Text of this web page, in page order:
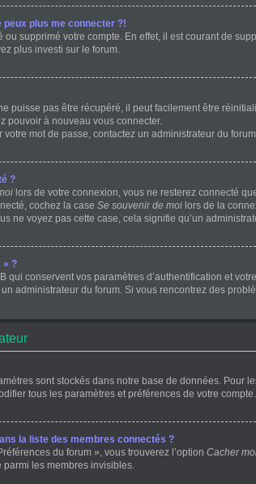
plus me connecter ?!
ou supprimé votre compte. En effet, il est courant de
plus investi sur le forum.
puisse pas être récupéré, il peut facilement être
pouvoir à nouveau vous connecter.
mot de passe, contactez un administrateur du forum.
?
lors de votre connexion, vous ne resterez connecté
cochez la case Se souvenir de moilors de la
ne voyez pas cette case, cela signifie qu’un
» ?
qui conservent vos paramètres d’authentification et
administrateur du forum. Si vous rencontrez des
sont stockés dans notre base de données. Pour
tous les paramètres et préférences de votre compte.
la liste des membres connectés ?
du forum », vous trouverez l’option Cacher
les membres invisibles.